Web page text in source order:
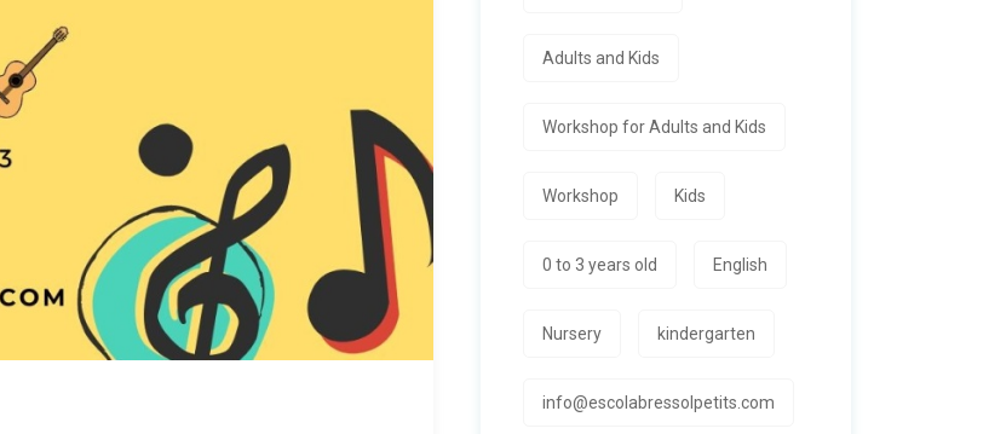
Adults and Kids
Workshop for Adults and Kids
Workshop Kids
0 to 3 years old English
Nursery kindergarten
info@escolabressolpetits.com